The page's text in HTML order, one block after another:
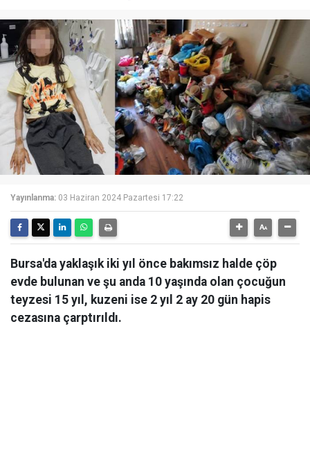
Yayınlanma: 03 Haziran 2024 Pazartesi 17:22
Bursa'da yaklaşık iki yıl önce bakımsız halde çöp
evde bulunan ve şu anda 10 yaşında olan çocuğun
teyzesi 15 yıl, kuzeni ise 2 yıl 2 ay 20 gün hapis
cezasına çarptırıldı.